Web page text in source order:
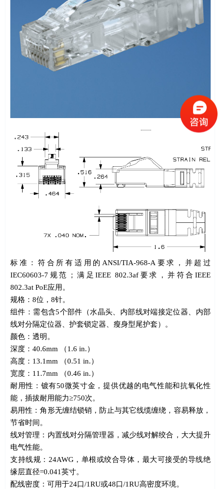
标准：符合所有适用的 ANSI/TIA-968-A 要求，并超过
IEC60603-7 规范；满足IEEE 802.3af 要求，并符合IEEE
802.3at PoE应用。
规格： 8位， 8针。
组件：需包含5个部件（水晶头、内部线对端接定位器、内部
线对分隔定位器、护套锁定器、瘦身型尾护套）。
颜色：透明。
深度： 40.6mm （1.6 in.）
高度： 13.1mm （0.51 in.）
宽度： 11.7mm （0.46 in.）
耐用性：镀有50微英寸金，提供优越的电气性能和抗氧化性
能，插拔耐用能力≥750次。
易用性：角形无缠结锁销，防止与其它线缆缠绕，容易释放，
节省时间。
线对管理：内置线对分隔管理器，减少线对解绞合，大大提升
电气性能。
支持线规： 24AWG，单根或绞合导体，最大可接受的导线绝
缘层直径=0.041英寸。
配线密度：可用于24口/1RU或48口/1RU高密度环境。